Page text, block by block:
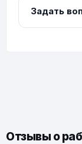
Задать
Отзывы о